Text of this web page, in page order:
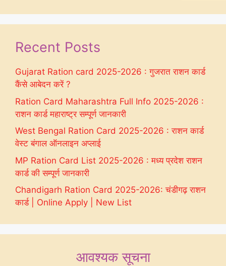
Recent Posts
Gujarat Ration card 2025-2026 : गुजरात राशन कार्ड
कैंसे आबेदन करें ?
Ration Card Maharashtra Full Info 2025-2026 :
राशन कार्ड महाराष्ट्र सम्पूर्ण जानकारी
West Bengal Ration Card 2025-2026 : राशन कार्ड
वेस्ट बंगाल ऑनलाइन अप्लाई
MP Ration Card List 2025-2026 : मध्य प्रदेश राशन
कार्ड की सम्पूर्ण जानकारी
Chandigarh Ration Card 2025-2026: चंडीगढ़ राशन
कार्ड | Online Apply | New List
आवश्यक सूचना